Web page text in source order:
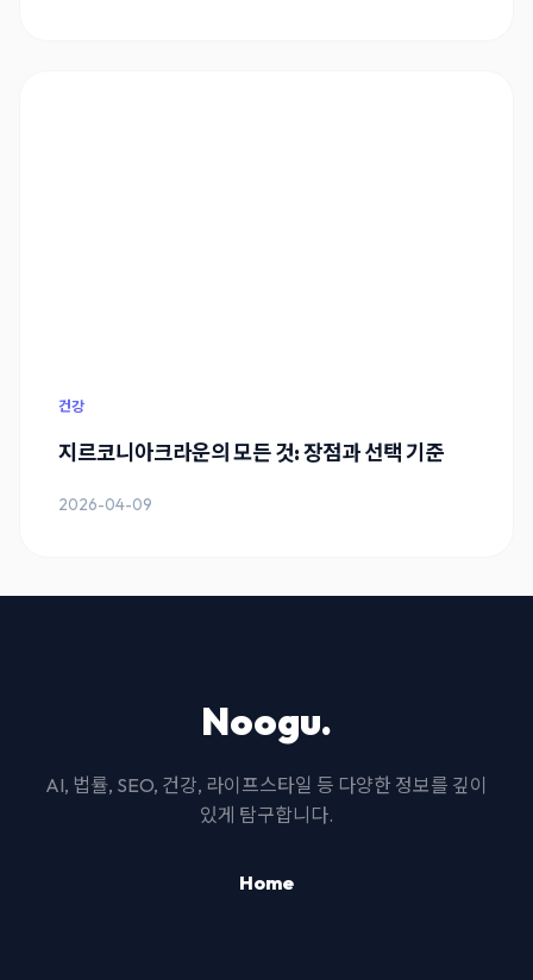
건강
지르코니아크라운의 모든 것: 장점과 선택 기준
2026-04-09
Noogu.
AI, 법률, SEO, 건강, 라이프스타일 등 다양한 정보를 깊이
있게 탐구합니다.
Home